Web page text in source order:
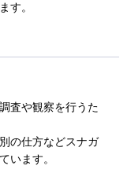
す。
査や観察を行うた
の仕方などスナガ
います。